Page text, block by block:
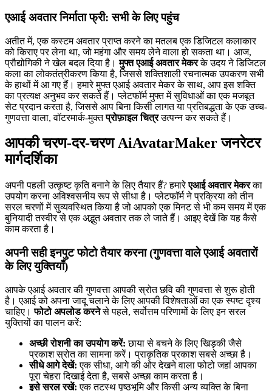
एआई अवतार निर्माता फ्री: सभी के लिए पहुंच
अतीत में, एक कस्टम अवतार प्राप्त करने का मतलब एक डिजिटल कलाकार
को किराए पर लेना था, जो महंगा और समय लेने वाला हो सकता था। आज,
प्रौद्योगिकी ने खेल बदल दिया है।मुफ्त एआई अवतार मेकरके उदय ने डिजिटल
कला का लोकतंत्रीकरण किया है, जिससे शक्तिशाली रचनात्मक उपकरण सभी
के हाथों में आ गए हैं। हमारे मुफ्त एआई अवतार मेकर के साथ, आप इस शक्ति
का प्रत्यक्ष अनुभव कर सकते हैं। प्लेटफॉर्म मुफ्त में सुविधाओं का एक मजबूत
सेट प्रदान करता है, जिससे आप बिना किसी लागत या प्रतिबद्धता के एक उच्च-
गुणवत्ता वाला, वॉटरमार्क-मुक्तप्रोफ़ाइल चित्रउत्पन्न कर सकते हैं।
आपकी चरण-दर-चरण AiAvatarMaker जनरेटर
मार्गदर्शिका
अपनी पहली उत्कृष्ट कृति बनाने के लिए तैयार हैं? हमारेएआई अवतार मेकरका
उपयोग करना अविश्वसनीय रूप से सीधा है। प्लेटफॉर्म ने प्रक्रिया को तीन
सरल चरणों में सुव्यवस्थित किया है जो आपको एक मिनट से भी कम समय में एक
बुनियादी तस्वीर से एक अद्भुत अवतार तक ले जाते हैं। आइए देखें कि यह कैसे
काम करता है।
अपनी सही इनपुट फोटो तैयार करना (गुणवत्ता वाले एआई अवतारों
के लिए युक्तियाँ)
आपके एआई अवतार की गुणवत्ता आपकी स्रोत छवि की गुणवत्ता से शुरू होती
है। एआई को अपना जादू चलाने के लिए आपकी विशेषताओं का एक स्पष्ट दृश्य
चाहिए।फोटो अपलोड करनेसे पहले, सर्वोत्तम परिणामों के लिए इन सरल
युक्तियों का पालन करें:
अच्छी रोशनी का उपयोग करें: छाया से बचने के लिए खिड़की जैसे
प्रकाश स्रोत का सामना करें। प्राकृतिक प्रकाश सबसे अच्छा है।
सीधे आगे देखें: एक सीधा, आगे की ओर देखने वाला फोटो जहां आपका
पूरा चेहरा दिखाई देता है, सबसे अच्छा काम करता है।
इसे सरल रखें: एक तटस्थ पृष्ठभूमि और किसी अन्य व्यक्ति के बिना